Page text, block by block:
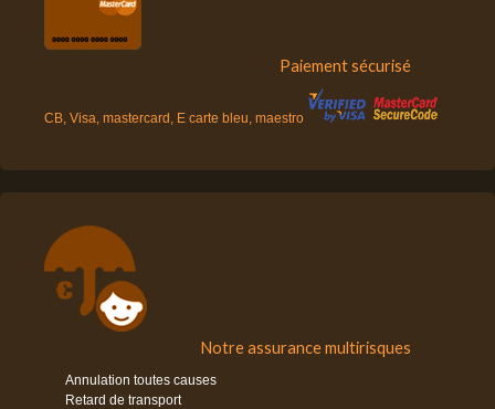
Paiement sécurisé
CB, Visa, mastercard, E carte bleu, maestro
Notre assurance multirisques
Annulation toutes causes
Retard de transport